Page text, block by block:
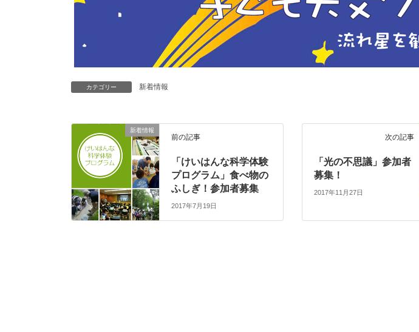
カテゴリー 新着情報
新着情報
前の記事
「けいはんな科学体験
プログラム」食べ物の
ふしぎ！参加者募集
2017年7月19日
次の記事
「光の不思議」参加者
募集！
2017年11月27日